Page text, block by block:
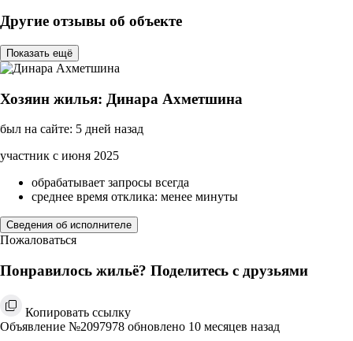
Другие отзывы об объекте
Показать ещё
Хозяин жилья: Динара Ахметшина
был на сайте: 5 дней назад
участник с июня 2025
обрабатывает запросы всегда
среднее время отклика: менее минуты
Сведения об исполнителе
Пожаловаться
Понравилось жильё? Поделитесь с друзьями
Копировать ссылку
Объявление №2097978 обновлено 10 месяцев назад